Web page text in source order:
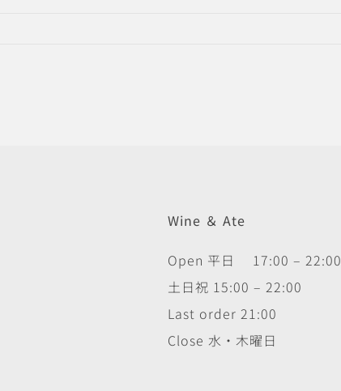
Wine ＆ Ate
Open 平日 17:00 – 22:00
土日祝 15:00 – 22:00
Last order 21:00
Close 水・木曜日